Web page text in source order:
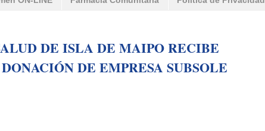
DE ISLA DE MAIPO RECIBE
DE EMPRESA SUBSOLE